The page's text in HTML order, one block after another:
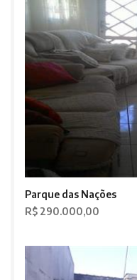
Parque das Nações
R$ 290.000,00